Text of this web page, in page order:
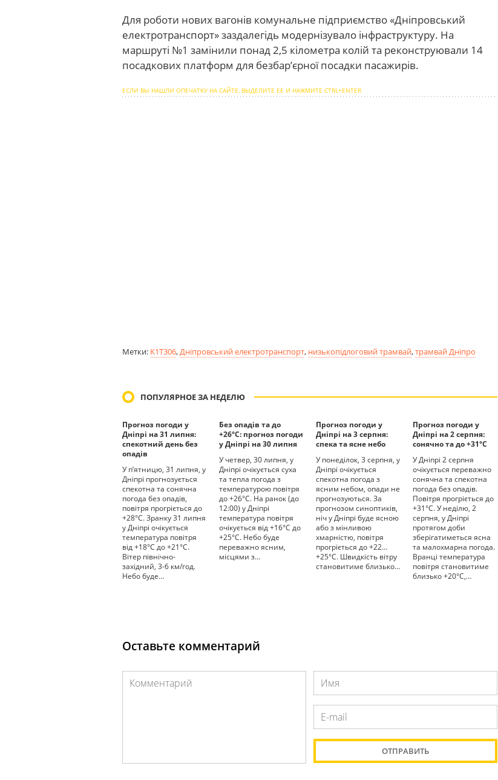
Для роботи нових вагонів комунальне підприємство «Дніпровський
електротранспорт» заздалегідь модернізувало інфраструктуру. На
маршруті №1 замінили понад 2,5 кілометра колій та реконструювали 14
посадкових платформ для безбар’єрної посадки пасажирів.
ЕСЛИ ВЫ НАШЛИ ОПЕЧАТКУ НА САЙТЕ, ВЫДЕЛИТЕ ЕЕ И НАЖМИТЕ CTRL+ENTER
Метки: K1T306,Дніпровський електротранспорт, низькопідлоговий трамвай,трамвай Дніпро
ПОПУЛЯРНОЕ ЗА НЕДЕЛЮ
Прогноз погоди у
Дніпрі на 31 липня:
спекотний день без
опадів
У п’ятницю, 31 липня, у
Дніпрі прогнозується
спекотна та сонячна
погода без опадів,
повітря прогріється до
+28°С. Зранку 31 липня
у Дніпрі очікується
температура повітря
від +18°С до +21°С.
Вітер північно-
західний, 3-6 км/год.
Небо буде…
Без опадів та до
+26°С: прогноз погоди
у Дніпрі на 30 липня
У четвер, 30 липня, у
Дніпрі очікується суха
та тепла погода з
температурою повітря
до +26°С. На ранок (до
12:00) у Дніпрі
температура повітря
очікується від +16°С до
+25°С. Небо буде
переважно ясним,
місцями з…
Прогноз погоди у
Дніпрі на 3 серпня:
спека та ясне небо
У понеділок, 3 серпня, у
Дніпрі очікується
спекотна погода з
ясним небом, опади не
прогнозуються. За
прогнозом синоптиків,
ніч у Дніпрі буде ясною
або з мінливою
хмарністю, повітря
прогріється до +22…
+25°С. Швидкість вітру
становитиме близько…
Прогноз погоди у
Дніпрі на 2 серпня:
сонячно та до +31°С
У Дніпрі 2 серпня
очікується переважно
сонячна та спекотна
погода без опадів.
Повітря прогріється до
+31°С. У неділю, 2
серпня, у Дніпрі
протягом доби
зберігатиметься ясна
та малохмарна погода.
Вранці температура
повітря становитиме
близько +20°С,…
Оставьте комментарий